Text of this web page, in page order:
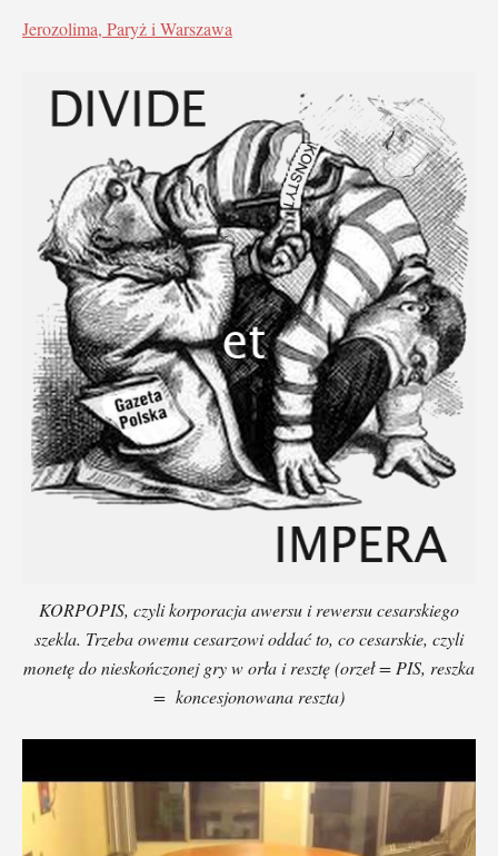
Jerozolima, Paryż i Warszawa
KORPOPIS, czyli korporacja awersu i rewersu cesarskiego
szekla. Trzeba owemu cesarzowi oddać to, co cesarskie, czyli
monetę do nieskończonej gry w orła i resztę (orzeł = PIS, reszka
= koncesjonowana reszta)